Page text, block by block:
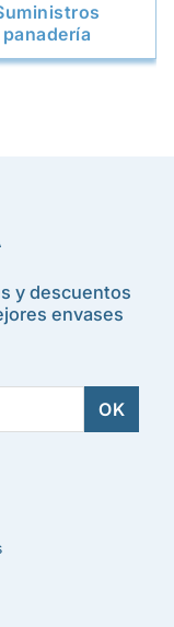
panadería
y descuentos
envases